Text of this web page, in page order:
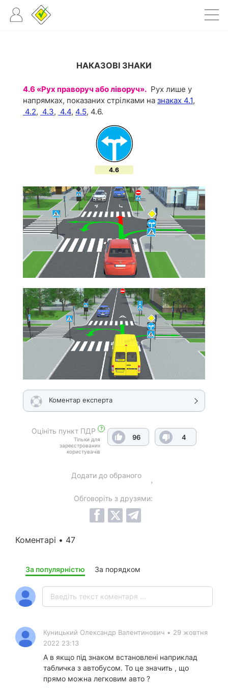
НАКАЗОВІ ЗНАКИ
4.6 «Рух праворуч або ліворуч». Рух лише у
напрямках, показаних стрілками на знаках 4.1,
4.2, 4.3, 4.4, 4.5, 4.6.
4.6
Коментар експерта
Оцініть пункт ПДР ?
Тільки для
зареєстрованих
користувачів
96 4
Додати до обраного
Обговоріть з друзями:
Коментарі • 47
За популярністю За порядком
Куницький Олександр Валентинович • 29 жовтня
2022 23:13
А в якщо під знаком встановлені наприклад
табличка з автобусом. То це значить , що
прямо можна легковим авто ?